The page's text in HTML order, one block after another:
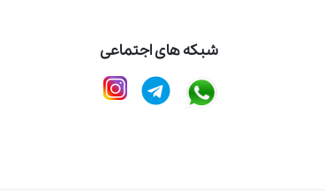
شبکه های اجتماعی